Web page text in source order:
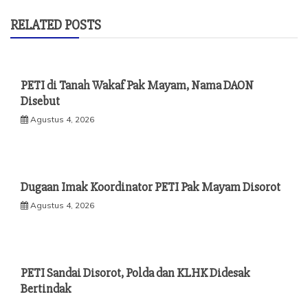
RELATED POSTS
PETI di Tanah Wakaf Pak Mayam, Nama DAON
Disebut
Agustus 4, 2026
Dugaan Imak Koordinator PETI Pak Mayam Disorot
Agustus 4, 2026
PETI Sandai Disorot, Polda dan KLHK Didesak
Bertindak